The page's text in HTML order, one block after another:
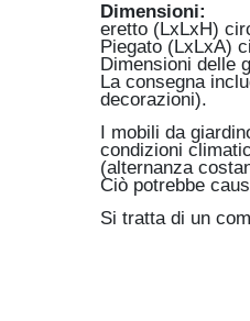
Dimensioni:
eretto (LxLxH)
Piegato (LxLxA)
Dimensioni delle
La consegna
decorazioni).
I mobili da
condizioni
(alternanza
Ciò potrebbe
Si tratta di un